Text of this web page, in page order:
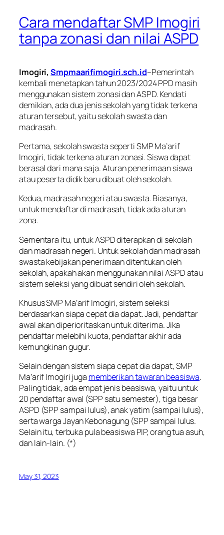
Cara mendaftar SMP Imogiri
tanpa zonasi dan nilai ASPD
Imogiri,Smpmaarifimogiri.sch.id–Pemerintah
kembali menetapkan tahun 2023/2024 PPD masih
menggunakan sistem zonasi dan ASPD. Kendati
demikian, ada dua jenis sekolah yang tidak terkena
aturan tersebut, yaitu sekolah swasta dan
madrasah.
Pertama, sekolah swasta seperti SMP Ma’arif
Imogiri, tidak terkena aturan zonasi. Siswa dapat
berasal dari mana saja. Aturan penerimaan siswa
atau peserta didik baru dibuat oleh sekolah.
Kedua, madrasah negeri atau swasta. Biasanya,
untuk mendaftar di madrasah, tidak ada aturan
zona.
Sementara itu, untuk ASPD diterapkan di sekolah
dan madrasah negeri. Untuk sekolah dan madrasah
swasta kebijakan penerimaan ditentukan oleh
sekolah, apakah akan menggunakan nilai ASPD atau
sistem seleksi yang dibuat sendiri oleh sekolah.
Khusus SMP Ma’arif Imogiri, sistem seleksi
berdasarkan siapa cepat dia dapat. Jadi, pendaftar
awal akan diperioritaskan untuk diterima. Jika
pendaftar melebihi kuota, pendaftar akhir ada
kemungkinan gugur.
Selain dengan sistem siapa cepat dia dapat, SMP
Ma’arif Imogiri juga memberikan tawaran beasiswa.
Paling tidak, ada empat jenis beasiswa, yaitu untuk
20 pendaftar awal (SPP satu semester), tiga besar
ASPD (SPP sampai lulus), anak yatim (sampai lulus),
serta warga Jayan Kebonagung (SPP sampai lulus.
Selain itu, terbuka pula beasiswa PIP, orang tua asuh,
dan lain-lain. (*)
May 31, 2023